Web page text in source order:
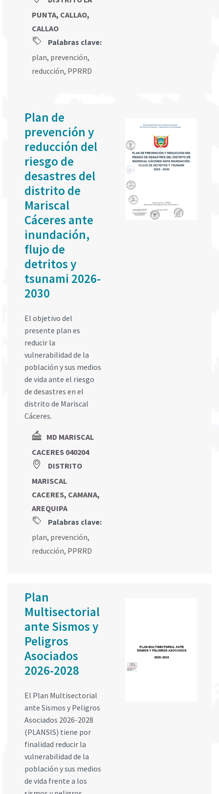
PUNTA, CALLAO,
CALLAO
Palabras clave:
plan, prevención,
reducción, PPRRD
Plan de
prevención y
reducción del
riesgo de
desastres del
distrito de
Mariscal
Cáceres ante
inundación,
flujo de
detritos y
tsunami 2026-
2030
El objetivo del
presente plan es
reducir la
vulnerabilidad de la
población y sus medios
de vida ante el riesgo
de desastres en el
distrito de Mariscal
Cáceres.
MD MARISCAL
CACERES 040204
DISTRITO
MARISCAL
CACERES, CAMANA,
AREQUIPA
Palabras clave:
plan, prevención,
reducción, PPRRD
Plan
Multisectorial
ante Sismos y
Peligros
Asociados
2026-2028
El Plan Multisectorial
ante Sismos y Peligros
Asociados 2026-2028
(PLANSIS) tiene por
finalidad reducir la
vulnerabilidad de la
población y sus medios
de vida frente a los